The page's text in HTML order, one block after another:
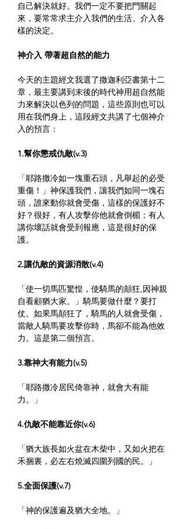
自己解決就好。我們一定不要把門關起
來，要常常求主介入我們的生活、介入各
樣的決定。
神介入 帶著超自然的能力
今天的主題經文我選了撒迦利亞書第十二
章，最主要講到末後的時代神用超自然能
力來解決以色列的問題，這些原則也可以
用在我們身上，這段經文共講了七個神介
入的預言：
1.幫你懲戒仇敵(v.3)
「耶路撒冷如一塊重石頭，凡舉起的必受
重傷！」神保護我們，讓我們如同一塊石
頭，誰來動你就會受傷，這樣的保護好不
好？很好，有人攻擊你他就會倒楣；有人
講你壞話就會受到報應，這是很好的保
護。
2.讓仇敵的資源消散(v.4)
「使一切馬匹驚惶，使騎馬的顛狂,因神親
自看顧猶大家。」騎馬要做什麼？要打
仗。如果馬顛狂了，騎馬的人就會受傷，
當敵人騎馬要攻擊你時，馬卻不能為他效
力。這是第二個預言。
3.靠神大有能力(v.5)
「耶路撒冷居民倚靠神，就會大有能
力。」
4.仇敵不能靠近你(v.6)
「猶大族長如火盆在木柴中，又如火把在
禾捆裏，必左右燒滅四圍列國的民。」
5.全面保護(v.7)
「神的保護遍及猶大全地。」